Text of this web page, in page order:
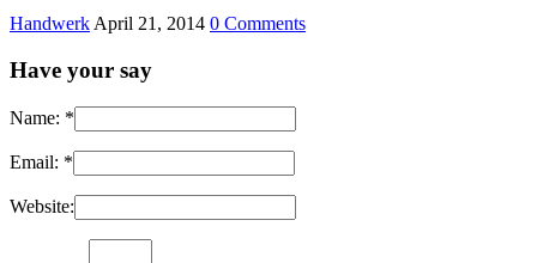
HandwerkApril 21, 2014 0 Comments
Have your say
Name: *
Email: *
Website: